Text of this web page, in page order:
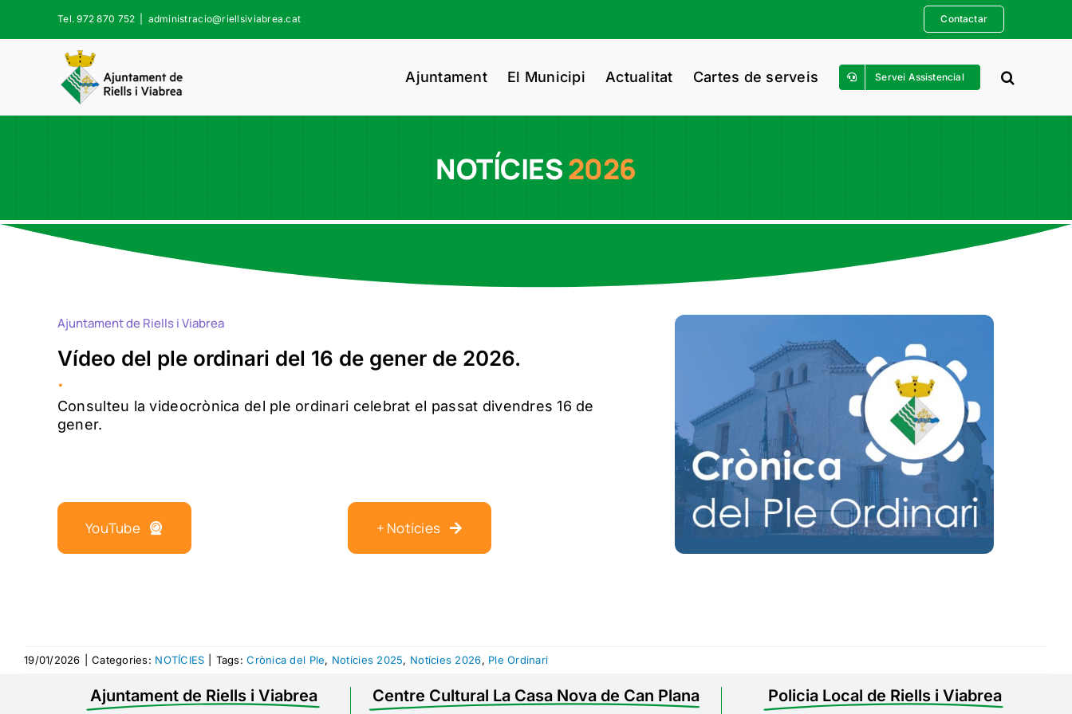
Tel. 972 870 752 administracio@riellsiviabrea.cat Contactar
Ajuntament El Municipi Actualitat Cartes de serveis Servei Assistencial
NOTÍCIES2026
Ajuntament de Riells i Viabrea
Vídeo del ple ordinari del 16 de gener de 2026.
.
Consulteu la videocrònica del ple ordinari celebrat el passat divendres 16 de
gener.
YouTube + Notícies
19/01/2026 Categories: NOTÍCIES Tags:Crònica del Ple, Notícies 2025, Notícies 2026, Ple Ordinari
Ajuntament de Riells i Viabrea Centre Cultural La Casa Nova de Can Plana Policia Local de Riells i Viabrea